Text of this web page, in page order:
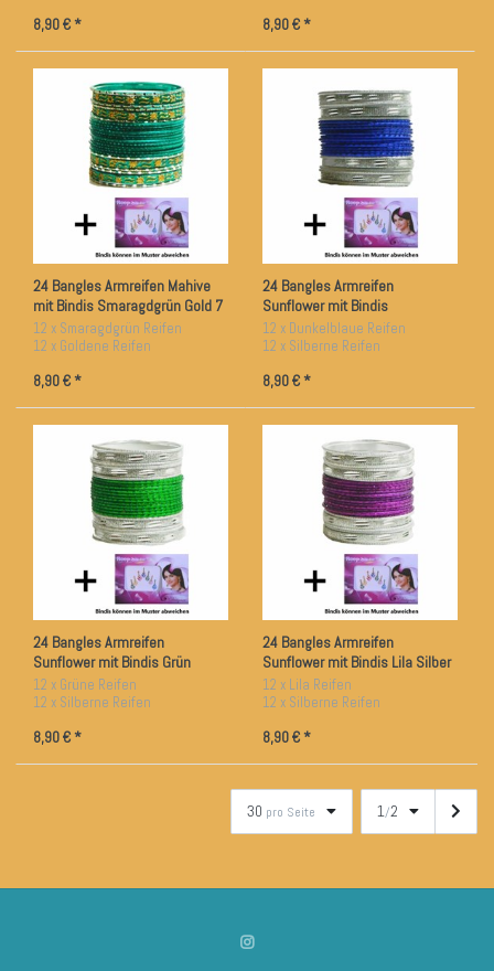
8,90 € * 8,90 € *
24 Bangles Armreifen Mahive
mit Bindis Smaragdgrün Gold 7
cm Durchmesser
12 x Smaragdgrün Reifen
12 x Goldene Reifen
8,90 € *
24 Bangles Armreifen
Sunflower mit Bindis
Dunkelblau Silber7 cm
Durchmesser
12 x Dunkelblaue Reifen
12 x Silberne Reifen
8,90 € *
24 Bangles Armreifen
Sunflower mit Bindis Grün
Silber 7 cm Durchmesser
12 x Grüne Reifen
12 x Silberne Reifen
8,90 € *
24 Bangles Armreifen
Sunflower mit Bindis Lila Silber
7 cm Durchmesser
12 x Lila Reifen
12 x Silberne Reifen
8,90 € *
30 pro Seite 1/2